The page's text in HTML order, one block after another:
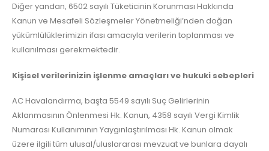
Diğer yandan, 6502 sayılı Tüketicinin Korunması Hakkında
Kanun ve Mesafeli Sözleşmeler Yönetmeliği’nden doğan
yükümlülüklerimizin ifası amacıyla verilerin toplanması ve
kullanılması gerekmektedir.
Kişisel verilerinizin işlenme amaçları ve hukuki sebepleri
AC Havalandırma, başta 5549 sayılı Suç Gelirlerinin
Aklanmasının Önlenmesi Hk. Kanun, 4358 sayılı Vergi Kimlik
Numarası Kullanımının Yaygınlaştırılması Hk. Kanun olmak
üzere ilgili tüm ulusal/uluslararası mevzuat ve bunlara dayalı